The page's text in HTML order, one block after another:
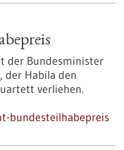
der Bundesminister
der Habila den
verliehen.
bundesteilhabepreis